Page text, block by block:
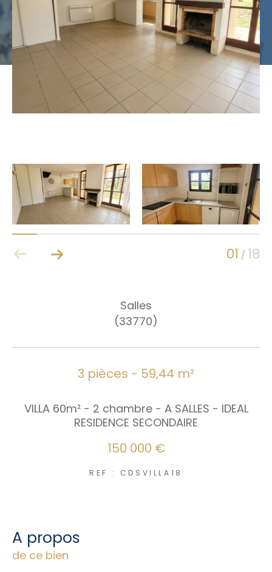
01 / 18
Salles
(33770)
3 pièces - 59,44 m²
VILLA 60m² - 2 chambre - A SALLES - IDEAL
RESIDENCE SECONDAIRE
150 000 €
REF : CDSVILLA18
a propos
de ce bien
Budget
Budget
Surface
Surface
Pièces
AFFINER LES CRITÈRES
Terrasse Parking Piscine
FILTRER PAR
Coups de coeur
Exclusivités
RECHERCHER